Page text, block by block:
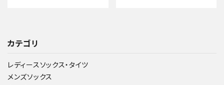
カテゴリ
レディースソックス・タイツ
メンズソックス